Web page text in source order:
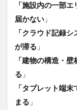
め｜
通信
整備
は“現
場
力”を
高め
資
「施設内の一部
届かない 」
「クラウド記録
が滞る 」
「建物の構造・
る 」
「タブレット端
まる 」